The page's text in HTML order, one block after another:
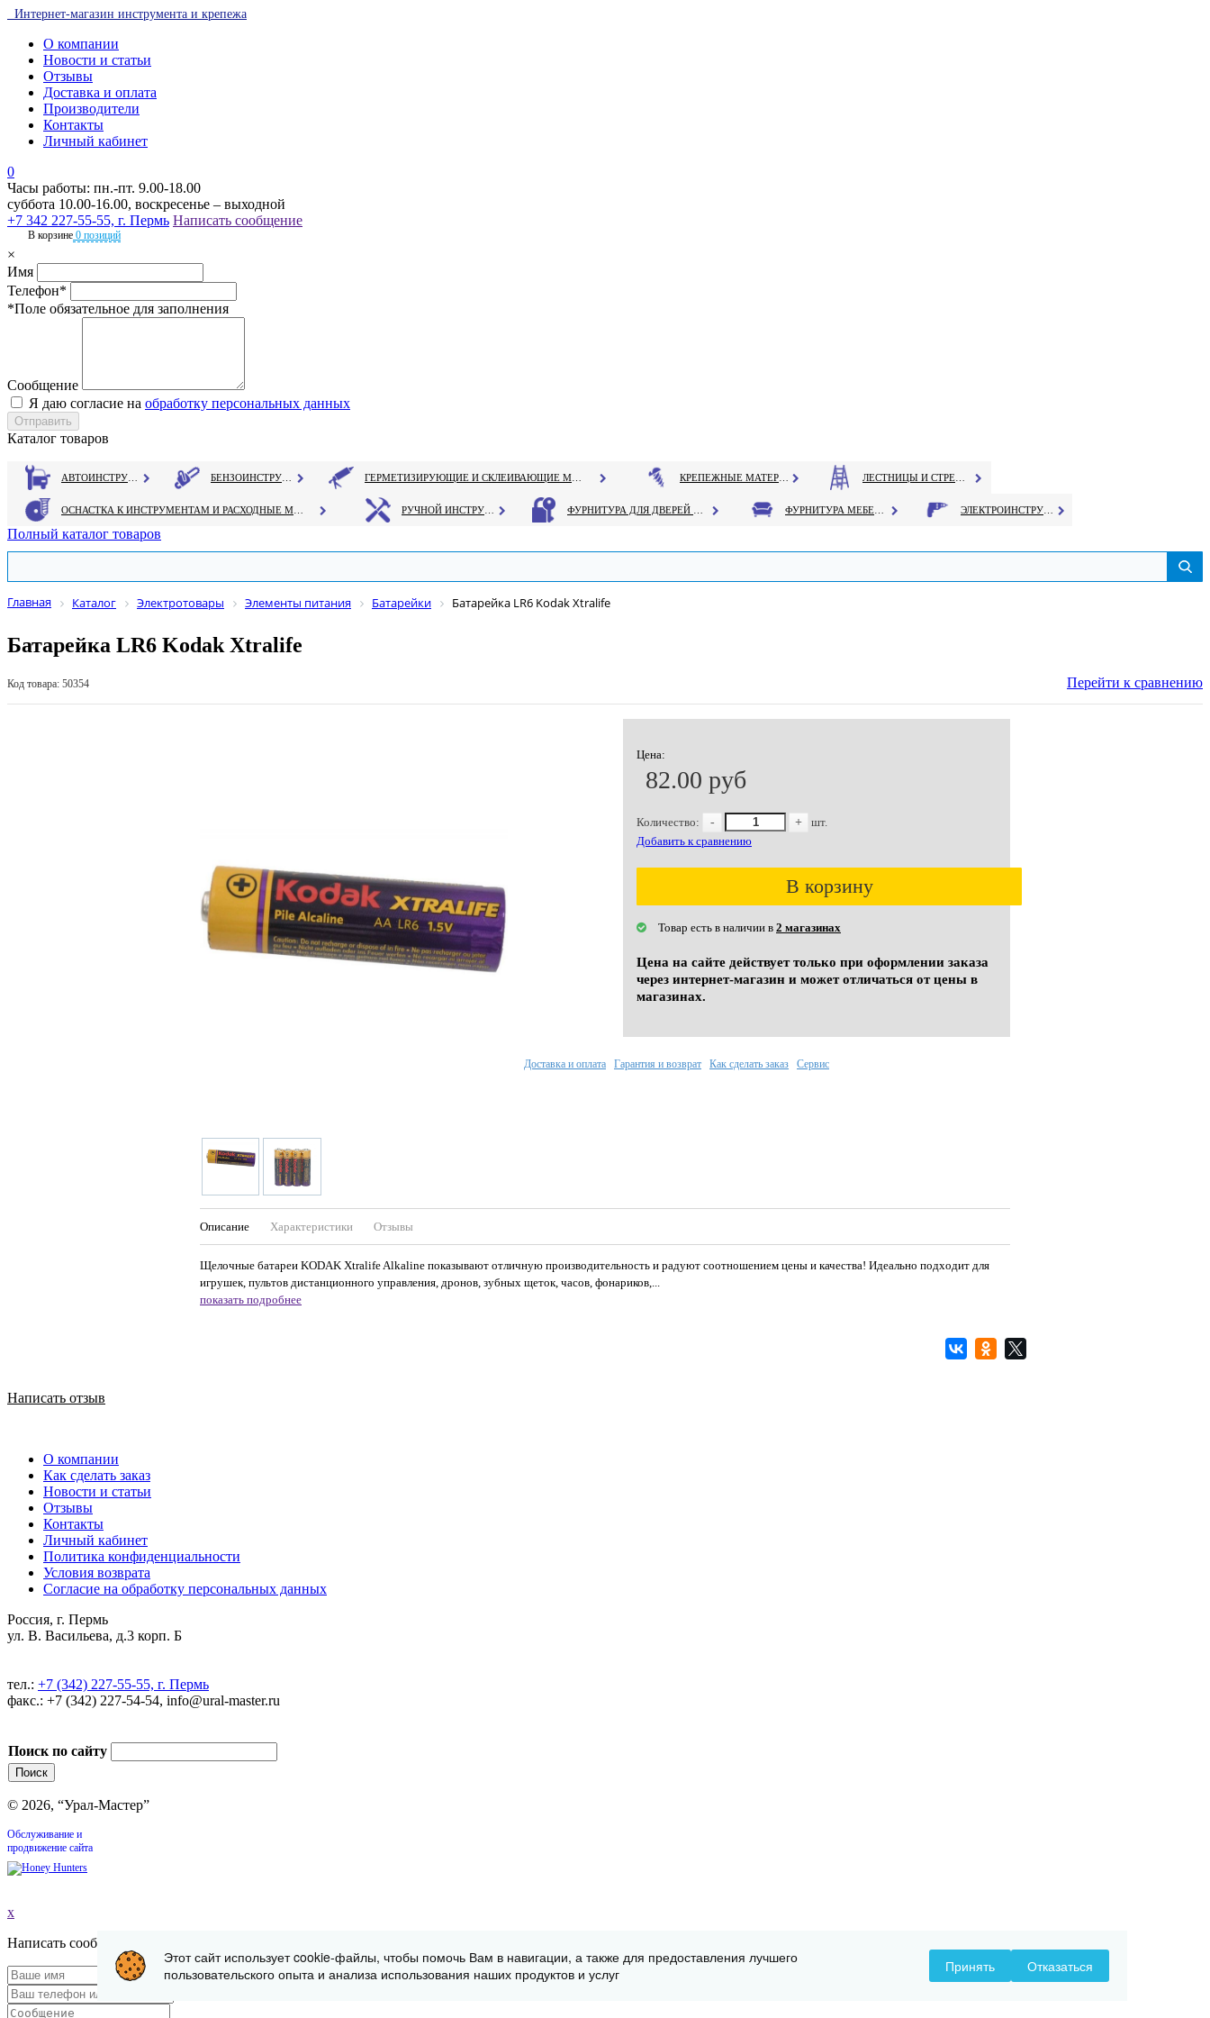
Интернет-магазин инструмента и крепежа
О компании
Новости и статьи
Отзывы
Доставка и оплата
Производители
Контакты
Личный кабинет
0
Часы работы: пн.-пт. 9.00-18.00
суббота 10.00-16.00, воскресенье – выходной
+7 342 227-55-55, г. Пермь Написать сообщение
В корзине 0 позиций
×
Имя
Телефон*
*Поле обязательное для заполнения
Сообщение
Я даю согласие на обработку персональных данных
Каталог товаров
Полный каталог товаров
Главная Каталог Электротовары Элементы питания Батарейки Батарейка LR6 Kodak Xtralife
Батарейка LR6 Kodak Xtralife
Код товара: 50354 Перейти к сравнению
Цена:
82.00 руб
Количество: - +
шт.
Добавить к сравнению
В корзину
Товар есть в наличии в 2 магазинах
Цена на сайте действует только при оформлении заказа
через интернет-магазин и может отличаться от цены в
магазинах.
Описание Характеристики Отзывы
Щелочные батареи KODAK Xtralife Alkaline показывают отличную производительность и радуют соотношением цены и качества! Идеально подходит для
игрушек, пультов дистанционного управления, дронов, зубных щеток, часов, фонариков,...
показать подробнее
Доставка и оплата Гарантия и возврат Как сделать заказ Сервис
Написать отзыв
О компании
Как сделать заказ
Новости и статьи
Отзывы
Контакты
Личный кабинет
Политика конфиденциальности
Условия возврата
Согласие на обработку персональных данных
Россия, г. Пермь
ул. В. Васильева, д.3 корп. Б
тел.: +7 (342) 227-55-55, г. Пермь
факс.: +7 (342) 227-54-54, info@ural-master.ru
Поиск по сайту
© 2026, “Урал-Мастер”
Обслуживание и
продвижение сайта
x
Написать сообщение
Этот сайт использует cookie-файлы, чтобы помочь Вам в навигации, а также для предоставления лучшего
пользовательского опыта и анализа использования наших продуктов и услуг
Принять Отказаться